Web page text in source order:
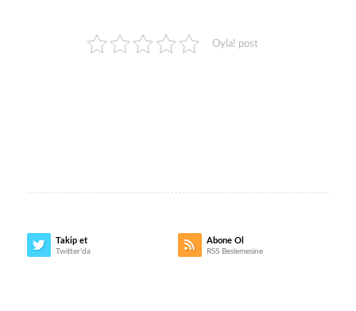
Oyla! post
Takip et
Twitter'da
Abone Ol
RSS Beslemesine